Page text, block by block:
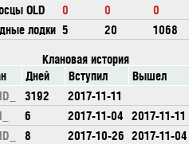
OLD
0 0 0
лодки 5 20 1068
Клановая история
Дней Вступил
Вышел
3192
2017-11-11
6 2017-11-04 2017-11-11
8 2017-10-26 2017-11-04